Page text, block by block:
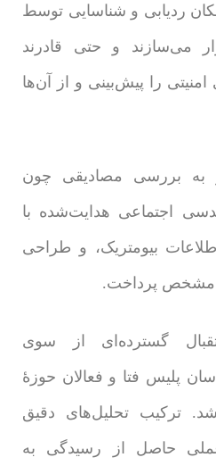
ردیابی و شناسایی توسط
می‌سازند و حتی قادرند
را پیش‌بینی و از آن‌ها
به بررسی مصادیقی چون
اجتماعی هدایت‌شده با
بیومتریک، و طراحی
مشخص پرداخت.
گسترده‌ای از سوی
پلیس فتا و فعالان حوزۀ
ترکیب تحلیل‌های دقیق
حاصل از رسیدگی به